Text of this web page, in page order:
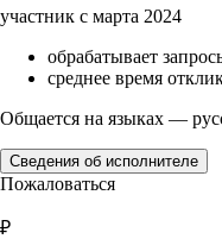
участник с марта 2024
обрабатывает
среднее время
Общается на языках —
Сведения об исполнителе
Пожаловаться
₽